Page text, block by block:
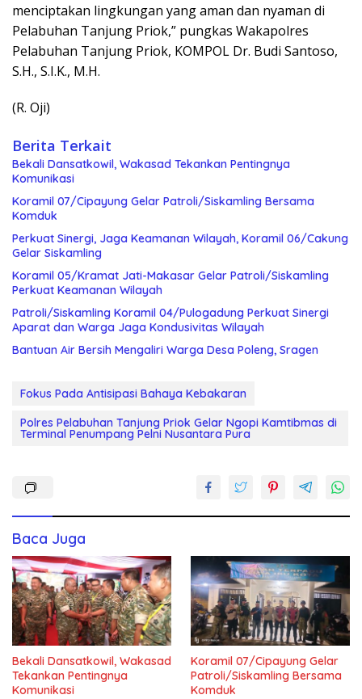
menciptakan lingkungan yang aman dan nyaman di
Pelabuhan Tanjung Priok,” pungkas Wakapolres
Pelabuhan Tanjung Priok, KOMPOL Dr. Budi Santoso,
S.H., S.I.K., M.H.
(R. Oji)
Berita Terkait
Bekali Dansatkowil, Wakasad Tekankan Pentingnya
Komunikasi
Koramil 07/Cipayung Gelar Patroli/Siskamling Bersama
Komduk
Perkuat Sinergi, Jaga Keamanan Wilayah, Koramil 06/Cakung
Gelar Siskamling
Koramil 05/Kramat Jati-Makasar Gelar Patroli/Siskamling
Perkuat Keamanan Wilayah
Patroli/Siskamling Koramil 04/Pulogadung Perkuat Sinergi
Aparat dan Warga Jaga Kondusivitas Wilayah
Bantuan Air Bersih Mengaliri Warga Desa Poleng, Sragen
Fokus Pada Antisipasi Bahaya Kebakaran
Polres Pelabuhan Tanjung Priok Gelar Ngopi Kamtibmas di
Terminal Penumpang Pelni Nusantara Pura
Baca Juga
Bekali Dansatkowil, Wakasad
Tekankan Pentingnya
Komunikasi
Koramil 07/Cipayung Gelar
Patroli/Siskamling Bersama
Komduk